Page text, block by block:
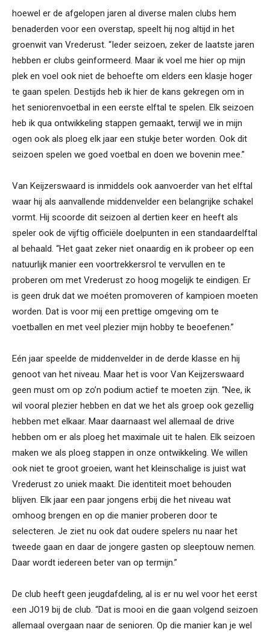
hoewel er de afgelopen jaren al diverse malen clubs hem
benaderden voor een overstap, speelt hij nog altijd in het
groenwit van Vrederust. “Ieder seizoen, zeker de laatste jaren
hebben er clubs geinformeerd. Maar ik voel me hier op mijn
plek en voel ook niet de behoefte om elders een klasje hoger
te gaan spelen. Destijds heb ik hier de kans gekregen om in
het seniorenvoetbal in een eerste elftal te spelen. Elk seizoen
heb ik qua ontwikkeling stappen gemaakt, terwijl we in mijn
ogen ook als ploeg elk jaar een stukje beter worden. Ook dit
seizoen spelen we goed voetbal en doen we bovenin mee.”
Van Keijzerswaard is inmiddels ook aanvoerder van het elftal
waar hij als aanvallende middenvelder een belangrijke schakel
vormt. Hij scoorde dit seizoen al dertien keer en heeft als
speler ook de vijftig officiële doelpunten in een standaardelftal
al behaald. “Het gaat zeker niet onaardig en ik probeer op een
natuurlijk manier een voortrekkersrol te vervullen en te
proberen om met Vrederust zo hoog mogelijk te eindigen. Er
is geen druk dat we moéten promoveren of kampioen moeten
worden. Dat is voor mij een prettige omgeving om te
voetballen en met veel plezier mijn hobby te beoefenen.”
Eén jaar speelde de middenvelder in de derde klasse en hij
genoot van het niveau. Maar het is voor Van Keijzerswaard
geen must om op zo’n podium actief te moeten zijn. “Nee, ik
wil vooral plezier hebben en dat we het als groep ook gezellig
hebben met elkaar. Maar daarnaast wel allemaal de drive
hebben om er als ploeg het maximale uit te halen. Elk seizoen
maken we als ploeg stappen in onze ontwikkeling. We willen
ook niet te groot groeien, want het kleinschalige is juist wat
Vrederust zo uniek maakt. Die identiteit moet behouden
blijven. Elk jaar een paar jongens erbij die het niveau wat
omhoog brengen en op die manier proberen door te
selecteren. Je ziet nu ook dat oudere spelers nu naar het
tweede gaan en daar de jongere gasten op sleeptouw nemen.
Daar wordt iedereen beter van op termijn.”
De club heeft geen jeugdafdeling, al is er nu wel voor het eerst
een JO19 bij de club. “Dat is mooi en die gaan volgend seizoen
allemaal overgaan naar de senioren. Op die manier kan je wel